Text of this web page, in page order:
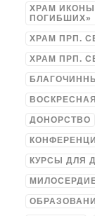
ХРАМ
ПОГИБШИХ»
ХРАМ ПРП.
ХРАМ ПРП.
ДОНОРСТВО
КУРСЫ ДЛЯ